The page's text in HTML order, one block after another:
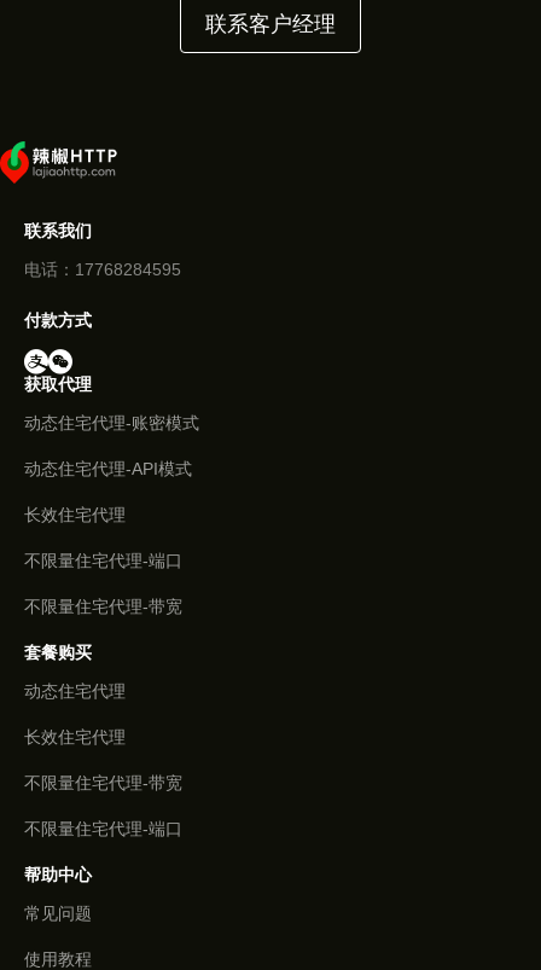
联系客户经理
联系我们
电话：17768284595
付款方式
获取代理
动态住宅代理-账密模式
动态住宅代理-API模式
长效住宅代理
不限量住宅代理-端口
不限量住宅代理-带宽
套餐购买
动态住宅代理
长效住宅代理
不限量住宅代理-带宽
不限量住宅代理-端口
帮助中心
常见问题
使用教程